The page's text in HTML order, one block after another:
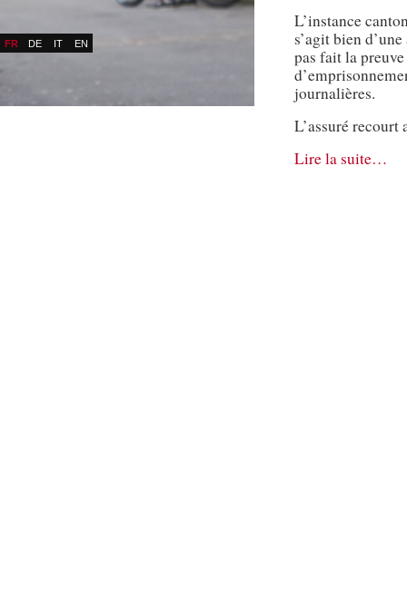
FR DE IT EN
L’instance
s’agit bien
pas fait la
journalières.
L’assuré recourt
Lire la suite…